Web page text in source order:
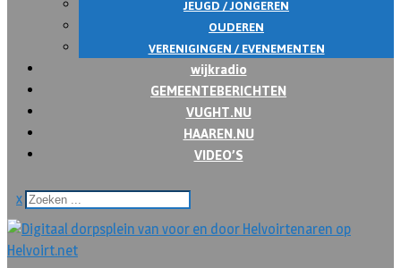
JEUGD / JONGEREN
OUDEREN
VERENIGINGEN / EVENEMENTEN
wijkradio
GEMEENTEBERICHTEN
VUGHT.NU
HAAREN.NU
VIDEO’S
x